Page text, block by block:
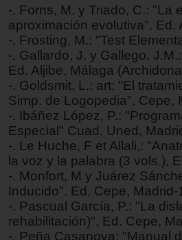
-. Forns, M. y Triado, C.: "La
aproximación evolutiva".
-. Frosting, M.: "Test
-. Gallardo, J. y Gallego,
Ed. Aljibe, Málaga
-. Goldsmit, L.: art: "El
Simp. de Logopedia", Cepe,
-. Ibáñez López, P.:
Especial" Cuad. Uned,
-. Le Huche, F et Allali,:
la voz y la palabra (3 vols.),
-. Monfort, M y Juárez
Inducido". Ed. Cepe, Madrid-
-. Pascual García, P.: "La
rehabilitación)", Ed. Cepe,
-. Peña Casanova: "Manual